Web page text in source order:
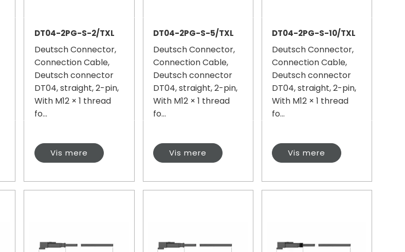
DT04-2PG-S-2/TXL
Deutsch Connector,
Connection Cable,
Deutsch connector
DT04, straight, 2-pin,
With M12 × 1 thread
fo...
Vis mere
DT04-2PG-S-5/TXL
Deutsch Connector,
Connection Cable,
Deutsch connector
DT04, straight, 2-pin,
With M12 × 1 thread
fo...
Vis mere
DT04-2PG-S-10/TXL
Deutsch Connector,
Connection Cable,
Deutsch connector
DT04, straight, 2-pin,
With M12 × 1 thread
fo...
Vis mere